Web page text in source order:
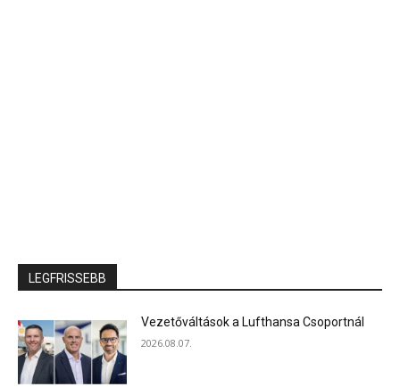
LEGFRISSEBB
Vezetőváltások a Lufthansa Csoportnál
2026.08.07.